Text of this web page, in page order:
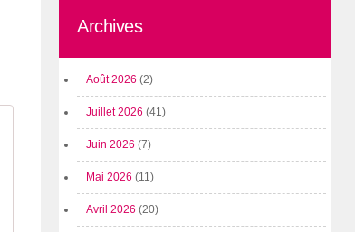
Archives
Août 2026 (2)
Juillet 2026 (41)
Juin 2026 (7)
Mai 2026 (11)
Avril 2026 (20)